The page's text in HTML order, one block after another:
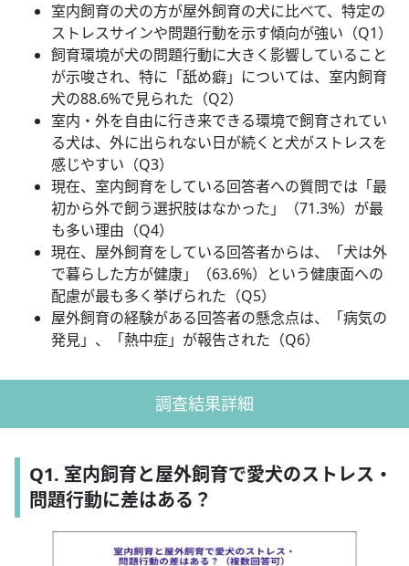
室内飼育の犬の方が屋外飼育の犬に比べて、特定の
ストレスサインや問題行動を示す傾向が強い（Q1）
飼育環境が犬の問題行動に大きく影響していること
が示唆され、特に「舐め癖」については、室内飼育
犬の88.6%で見られた（Q2）
室内・外を自由に行き来できる環境で飼育されてい
る犬は、外に出られない日が続くと犬がストレスを
感じやすい（Q3）
現在、室内飼育をしている回答者への質問では「最
初から外で飼う選択肢はなかった」（71.3%）が最
も多い理由（Q4）
現在、屋外飼育をしている回答者からは、「犬は外
で暮らした方が健康」（63.6%）という健康面への
配慮が最も多く挙げられた（Q5）
屋外飼育の経験がある回答者の懸念点は、「病気の
発見」、「熱中症」が報告された（Q6）
調査結果詳細
Q1. 室内飼育と屋外飼育で愛犬のストレス・
問題行動に差はある？